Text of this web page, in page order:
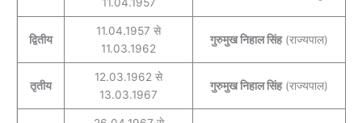
द्वितीय
11.04.1957 से
11.03.1962
गुरुमुख निहाल सिंह(राज्यपाल)
तृतीय
12.03.1962 से
13.03.1967
गुरुमुख निहाल सिंह(राज्यपाल)